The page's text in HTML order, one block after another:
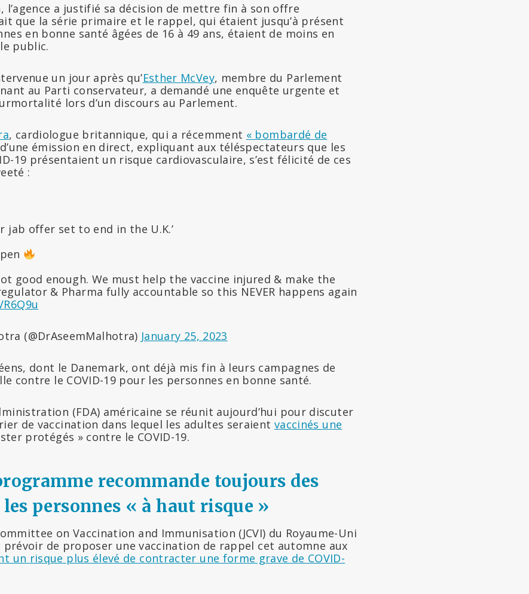
l’agence a justifié sa décision de mettre fin à son offre
que la série primaire et le rappel, qui étaient jusqu’à présent
en bonne santé âgées de 16 à 49 ans, étaient de moins en
public.
un jour après qu’Esther McVey, membre du Parlement
au Parti conservateur, a demandé une enquête urgente et
lors d’un discours au Parlement.
, cardiologue britannique, qui a récemment « bombardé de
émission en direct, expliquant aux téléspectateurs que les
19 présentaient un risque cardiovasculaire, s’est félicité de ces
:
jab offer set to end in the U.K.’
good enough. We must help the vaccine injured & make the
& Pharma fully accountable so this NEVER happens again
(@DrAseemMalhotra) January 25, 2023
dont le Danemark, ont déjà mis fin à leurs campagnes de
contre le COVID-19 pour les personnes en bonne santé.
(FDA) américaine se réunit aujourd’hui pour discuter
de vaccination dans lequel les adultes seraient vaccinés une
protégés » contre le COVID-19.
recommande toujours des
personnes « à haut risque »
on Vaccination and Immunisation (JCVI) du Royaume-Uni
de proposer une vaccination de rappel cet automne aux
un risque plus élevé de contracter une forme grave de COVID-